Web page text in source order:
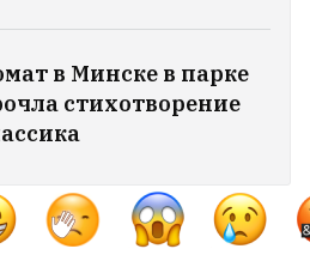
в Минске в парке
стихотворение
боевым действиям
11